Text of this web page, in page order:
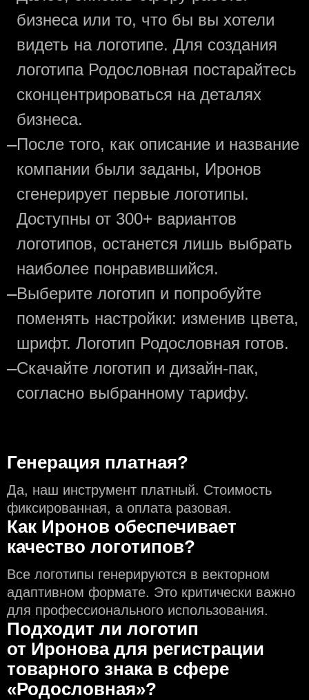
бизнеса или то, что бы вы хотели
видеть на логотипе. Для создания
логотипа Родословная постарайтесь
сконцентрироваться на деталях
бизнеса.
—После того, как описание и название
компании были заданы, Иронов
сгенерирует первые логотипы.
Доступны от 300+ вариантов
логотипов, останется лишь выбрать
наиболее понравившийся.
—Выберите логотип и попробуйте
поменять настройки: изменив цвета,
шрифт. Логотип Родословная готов.
—Скачайте логотип и дизайн-пак,
согласно выбранному тарифу.
Генерация платная?
Да, наш инструмент платный. Стоимость
фиксированная, а оплата разовая.
Как Иронов обеспечивает
качество логотипов?
Все логотипы генерируются в векторном
адаптивном формате. Это критически важно
для профессионального использования.
Подходит ли логотип
от Иронова для регистрации
товарного знака в сфере
«Родословная»?